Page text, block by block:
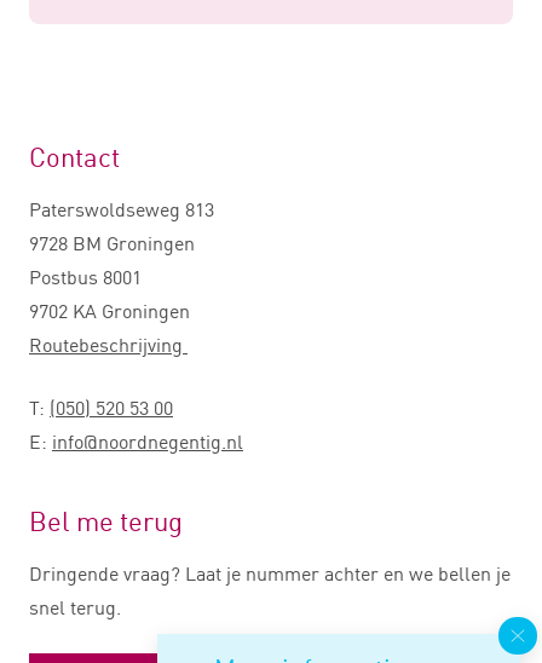
Contact
Paterswoldseweg 813
9728 BM Groningen
Postbus 8001
9702 KA Groningen
Routebeschrijving
T: (050) 520 53 00
E: info@noordnegentig.nl
Bel me terug
Dringende vraag? Laat je nummer achter en we bellen je
snel terug.